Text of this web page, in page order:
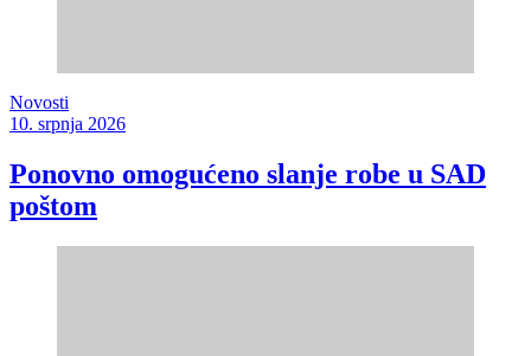
Novosti
10. srpnja 2026
Ponovno omogućeno slanje robe u SAD
poštom